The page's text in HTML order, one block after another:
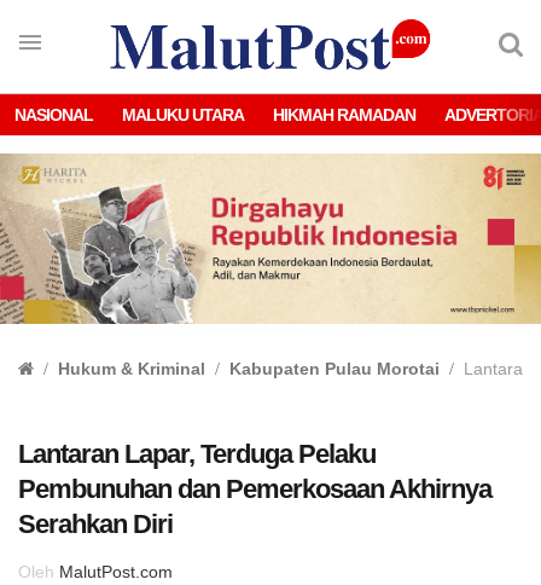
NASIONAL MALUKU UTARA HIKMAH RAMADAN
Hukum & Kriminal Kabupaten Pulau Morotai Lantaran
Lantaran Lapar, Terduga Pelaku
Pembunuhan dan Pemerkosaan Akhirnya
Serahkan Diri
Oleh MalutPost.com